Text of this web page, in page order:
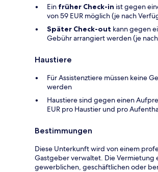
Ein früher Check-in ist gegen
von 59 EUR möglich (je nach
Später Check-out kann gegen
Gebühr arrangiert werden (je
Haustiere
Für Assistenztiere müssen keine
werden
Haustiere sind gegen einen
EUR pro Haustier und pro
Bestimmungen
Diese Unterkunft wird von einem
Gastgeber verwaltet. Die Vermietung
gewerblichen, geschäftlichen oder